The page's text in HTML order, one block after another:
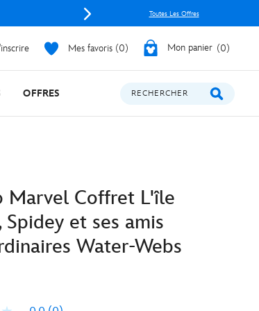
Toutes Les Offres
Mes favoris 0 Mon panier 0
OFFRES RECHERCHER
Marvel Coffret L'île
Spidey et ses amis
Water-Webs